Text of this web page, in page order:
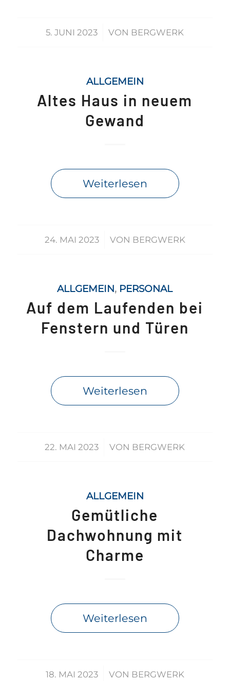
5. JUNI 2023
/ VON BERGWERK
ALLGEMEIN
Altes Haus in neuem
Gewand
Weiterlesen
24. MAI 2023
/ VON BERGWERK
ALLGEMEIN, PERSONAL
Auf dem Laufenden bei
Fenstern und Türen
Weiterlesen
22. MAI 2023
/ VON BERGWERK
ALLGEMEIN
Gemütliche
Dachwohnung mit
Charme
Weiterlesen
18. MAI 2023
/ VON BERGWERK